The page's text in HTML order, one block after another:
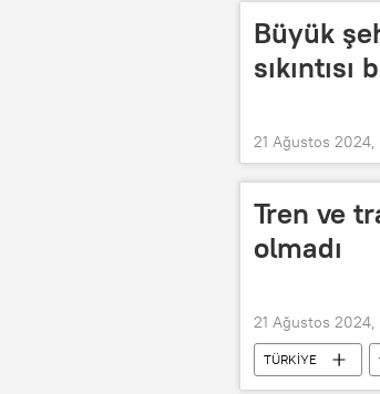
Büyük
sıkıntısı
21 Ağustos
Tren ve
olmadı
21 Ağustos 2024,
TÜRKİYE